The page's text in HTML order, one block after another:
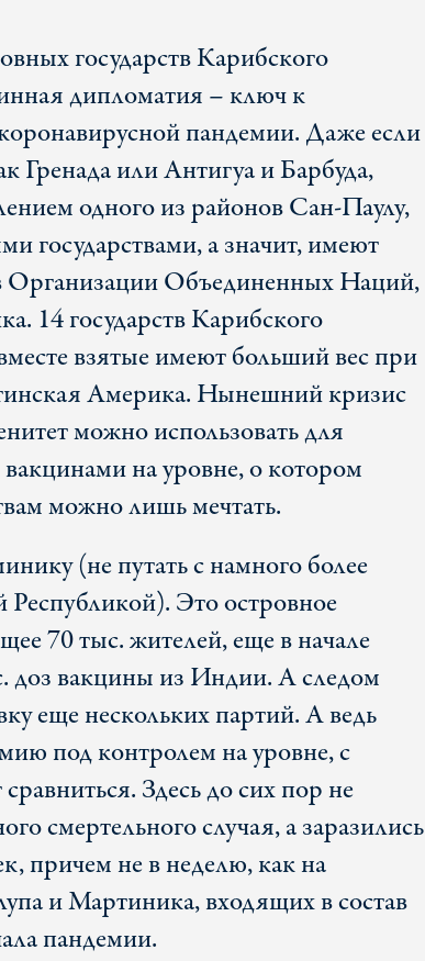
государств Карибского
дипломатия – ключ к
пандемии. Даже если
Гренада или Антигуа и Барбуда,
одного из районов Сан-Паулу,
государствами, а значит, имеют
Организации Объединенных Наций,
14 государств Карибского
взятые имеют больший вес при
Америка. Нынешний кризис
можно использовать для
на уровне, о котором
можно лишь мечтать.
(не путать с намного более
Это островное
70 тыс. жителей, еще в начале
доз вакцины из Индии. А следом
еще нескольких партий. А ведь
под контролем на уровне, с
Здесь до сих пор не
смертельного случая, а заразились
причем не в неделю, как на
и Мартиника, входящих в состав
пандемии.